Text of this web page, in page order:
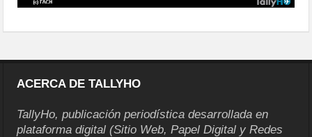
ACERCA DE TALLYHO
TallyHo, publicación periodística desarrollada en
plataforma digital (Sitio Web, Papel Digital y Redes